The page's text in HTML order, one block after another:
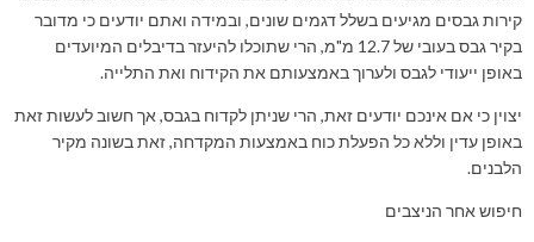
קירות גבסים מגיעים בשלל דגמים שונים, ובמידה ואתם יודעים כי מדובר
בקיר גבס בעובי של 12.7 מ"מ, הרי שתוכלו להיעזר בדיבלים המיועדים
באופן ייעודי לגבס ולערוך באמצעותם את הקידוח ואת התלייה.
יצוין כי אם אינכם יודעים זאת, הרי שניתן לקדוח בגבס, אך חשוב לעשות זאת
באופן עדין וללא כל הפעלת כוח באמצעות המקדחה, זאת בשונה מקיר
הלבנים.
חיפוש אחר הניצבים